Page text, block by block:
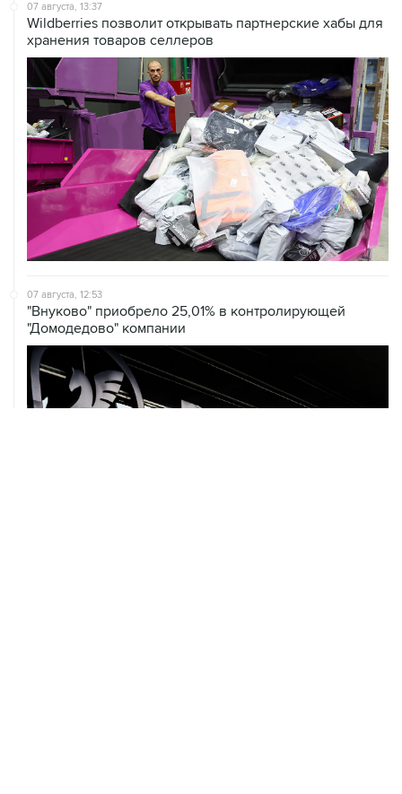
07 августа, 13:37
Wildberries позволит открывать партнерские хабы для
хранения товаров селлеров
07 августа, 12:53
"Внуково" приобрело 25,01% в контролирующей
"Домодедово" компании